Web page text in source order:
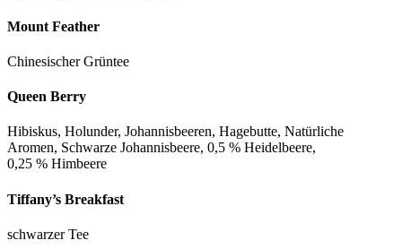
Mount Feather
Chinesischer Grüntee
Queen Berry
Hibiskus, Holunder, Johannisbeeren, Hagebutte, Natürliche
Aromen, Schwarze Johannisbeere, 0,5 % Heidelbeere,
0,25 % Himbeere
Tiffany’s Breakfast
schwarzer Tee